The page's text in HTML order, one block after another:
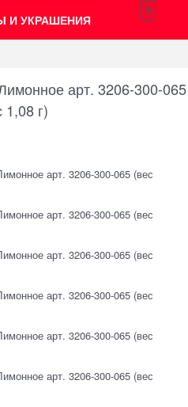
И УКРАШЕНИЯ
0
арт. 3206-300-065
1,08 г)